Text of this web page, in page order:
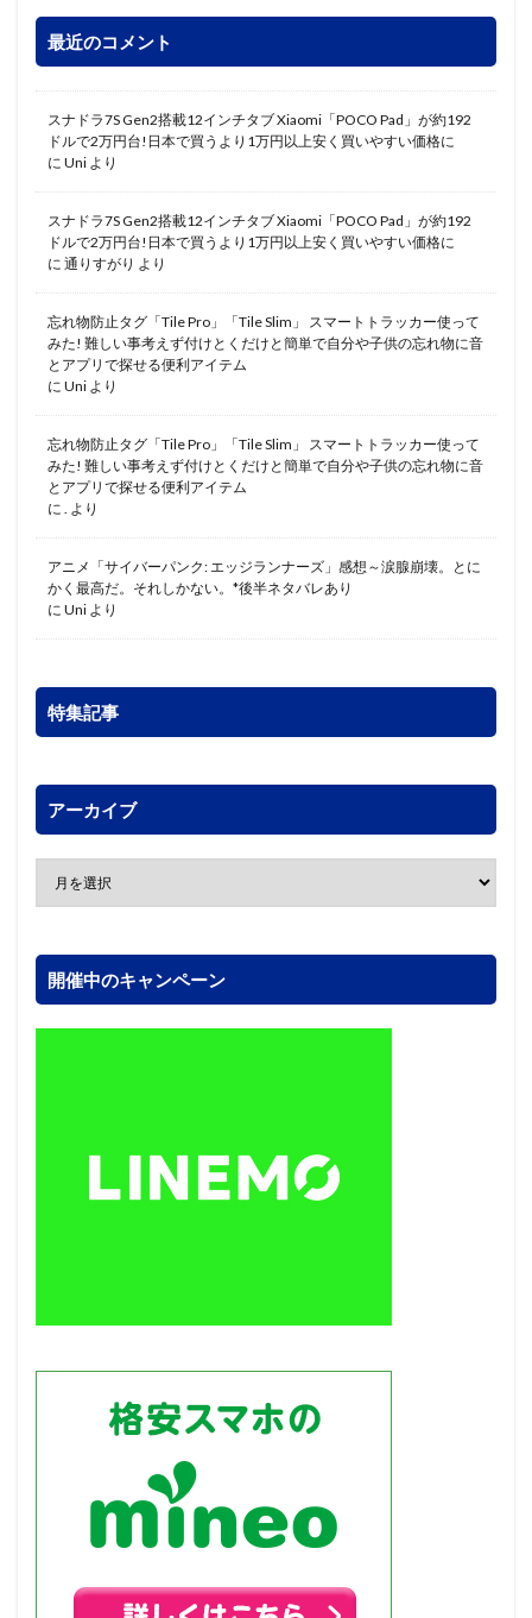
最近のコメント
スナドラ7S Gen2搭載12インチタブ Xiaomi「POCO Pad」が約192
ドルで2万円台!日本で買うより1万円以上安く買いやすい価格に
に Uni より
スナドラ7S Gen2搭載12インチタブ Xiaomi「POCO Pad」が約192
ドルで2万円台!日本で買うより1万円以上安く買いやすい価格に
に 通りすがり より
忘れ物防止タグ「Tile Pro」「Tile Slim」 スマートトラッカー使って
みた! 難しい事考えず付けとくだけと簡単で自分や子供の忘れ物に音
とアプリで探せる便利アイテム
に Uni より
忘れ物防止タグ「Tile Pro」「Tile Slim」 スマートトラッカー使って
みた! 難しい事考えず付けとくだけと簡単で自分や子供の忘れ物に音
とアプリで探せる便利アイテム
に
より
アニメ「サイバーパンク: エッジランナーズ」感想～涙腺崩壊。とに
かく最高だ。それしかない。*後半ネタバレあり
に Uni より
特集記事
アーカイブ
開催中のキャンペーン